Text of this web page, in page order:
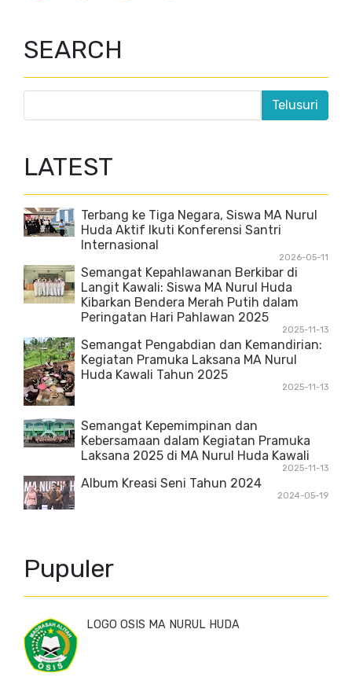
SEARCH
LATEST
Terbang ke Tiga Negara, Siswa MA Nurul
Huda Aktif Ikuti Konferensi Santri
Internasional
2026-05-11
Semangat Kepahlawanan Berkibar di
Langit Kawali: Siswa MA Nurul Huda
Kibarkan Bendera Merah Putih dalam
Peringatan Hari Pahlawan 2025
2025-11-13
Semangat Pengabdian dan Kemandirian:
Kegiatan Pramuka Laksana MA Nurul
Huda Kawali Tahun 2025
2025-11-13
Semangat Kepemimpinan dan
Kebersamaan dalam Kegiatan Pramuka
Laksana 2025 di MA Nurul Huda Kawali
2025-11-13
Album Kreasi Seni Tahun 2024
2024-05-19
Pupuler
LOGO OSIS MA NURUL HUDA